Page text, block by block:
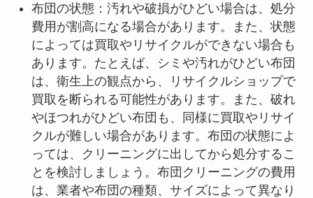
布団の状態：汚れや破損がひどい場合は、処分
費用が割高になる場合があります。また、状態
によっては買取やリサイクルができない場合も
あります。たとえば、シミや汚れがひどい布団
は、衛生上の観点から、リサイクルショップで
買取を断られる可能性があります。また、破れ
やほつれがひどい布団も、同様に買取やリサイ
クルが難しい場合があります。布団の状態によ
っては、クリーニングに出してから処分するこ
とを検討しましょう。布団クリーニングの費用
は、業者や布団の種類、サイズによって異なり